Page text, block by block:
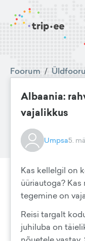
Foorum /
Albaania:
vajalikkus
Umpsa5.
Kas kellelgil on
üüriautoga? Kas
tegemine on
Reisi targalt
juhiluba on